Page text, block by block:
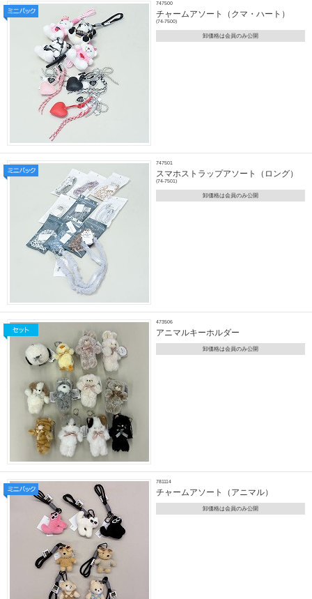
747500
チャームアソート（クマ・ハート）
(74-7500)
卸価格は会員のみ公開
747501
スマホストラップアソート（ロング）
(74-7501)
卸価格は会員のみ公開
473506
アニマルキーホルダー
卸価格は会員のみ公開
781114
チャームアソート（アニマル）
卸価格は会員のみ公開